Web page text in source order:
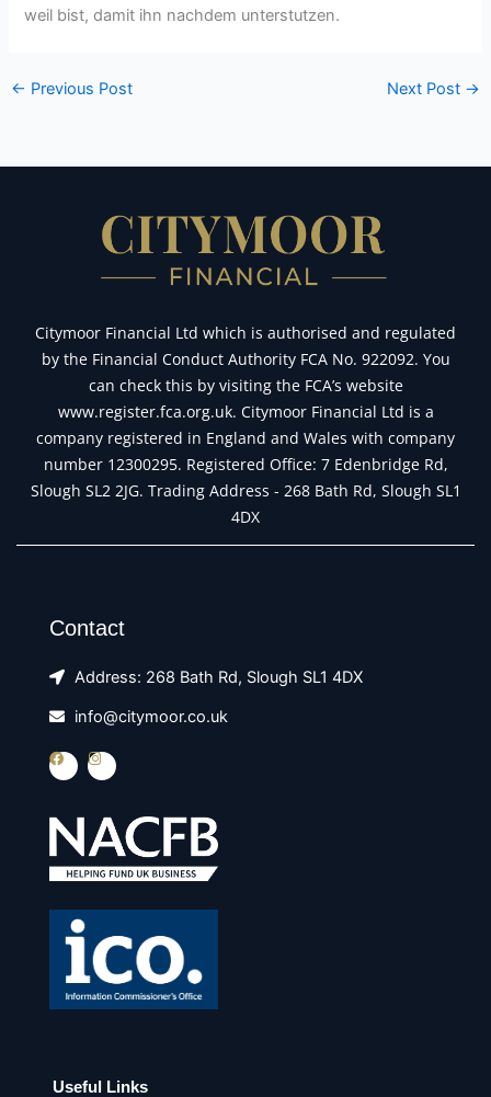
weil bist, damit ihn nachdem unterstutzen.
← Previous Post Next Post →
Citymoor Financial Ltd which is authorised and regulated
by the Financial Conduct Authority FCA No. 922092. You
can check this by visiting the FCA’s website
www.register.fca.org.uk. Citymoor Financial Ltd is a
company registered in England and Wales with company
number 12300295. Registered Office: 7 Edenbridge Rd,
Slough SL2 2JG. Trading Address - 268 Bath Rd, Slough SL1
4DX
Contact
Address: 268 Bath Rd, Slough SL1 4DX
info@citymoor.co.uk
F
c
o
o
I
s
a
g
r
m
Useful Links